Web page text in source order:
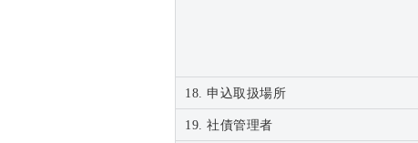
18. 申込取扱場所
19. 社債管理者